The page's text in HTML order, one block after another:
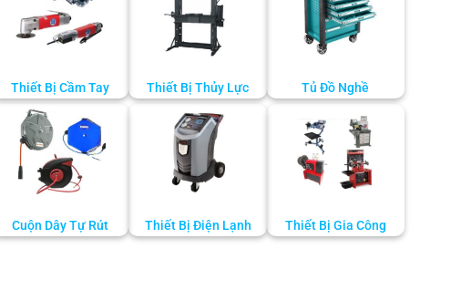
Thiết Bị Cầm Tay Thiết Bị Thủy Lực Tủ Đồ Nghề
Cuộn Dây Tự Rút Thiết Bị Điện Lạnh Thiết Bị Gia Công